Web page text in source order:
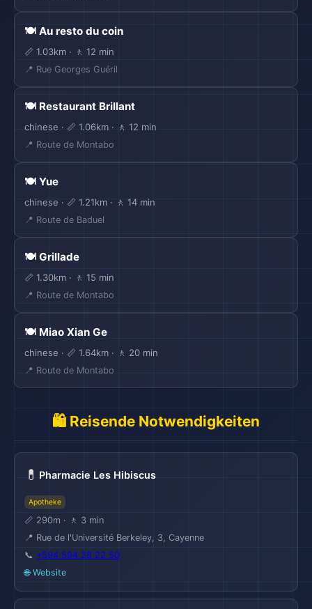
🍽️ Au resto du coin
📏 1.03km · 🚶 12 min
📍 Rue Georges Guéril
🍽️ Restaurant Brillant
chinese · 📏 1.06km · 🚶 12 min
📍 Route de Montabo
🍽️ Yue
chinese · 📏 1.21km · 🚶 14 min
📍 Route de Baduel
🍽️ Grillade
📏 1.30km · 🚶 15 min
📍 Route de Montabo
🍽️ Miao Xian Ge
chinese · 📏 1.64km · 🚶 20 min
📍 Route de Montabo
🛍️ Reisende Notwendigkeiten
💊 Pharmacie Les Hibiscus
Apotheke
📏 290m · 🚶 3 min
📍 Rue de l'Université Berkeley, 3, Cayenne
📞 +594 594 28 22 50
🌐 Website